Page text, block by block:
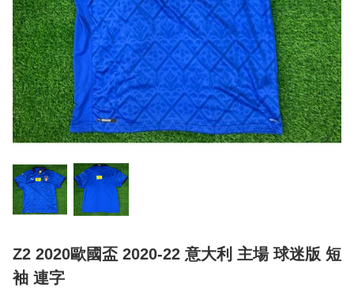
Z2 2020歐國盃 2020-22 意大利 主場 球迷版 短
袖 連字